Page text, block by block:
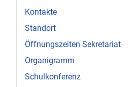
Kontakte
Standort
Öffnungszeiten Sekretariat
Organigramm
Schulkonferenz